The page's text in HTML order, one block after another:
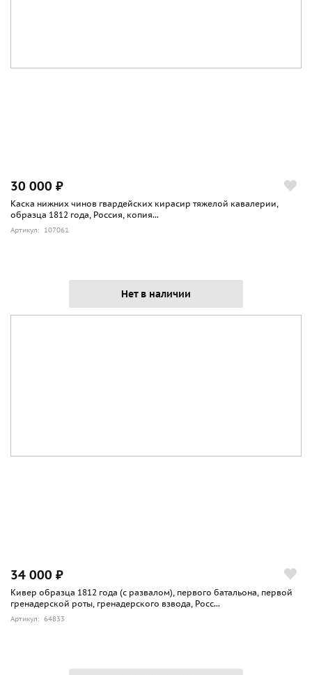
30 000 ₽
Каска нижних чинов гвардейских кирасир тяжелой кавалерии,
образца 1812 года, Россия, копия...
Артикул: 107061
Нет в наличии
34 000 ₽
Кивер образца 1812 года (с развалом), первого батальона, первой
гренадерской роты, гренадерского взвода, Росс...
Артикул: 64833